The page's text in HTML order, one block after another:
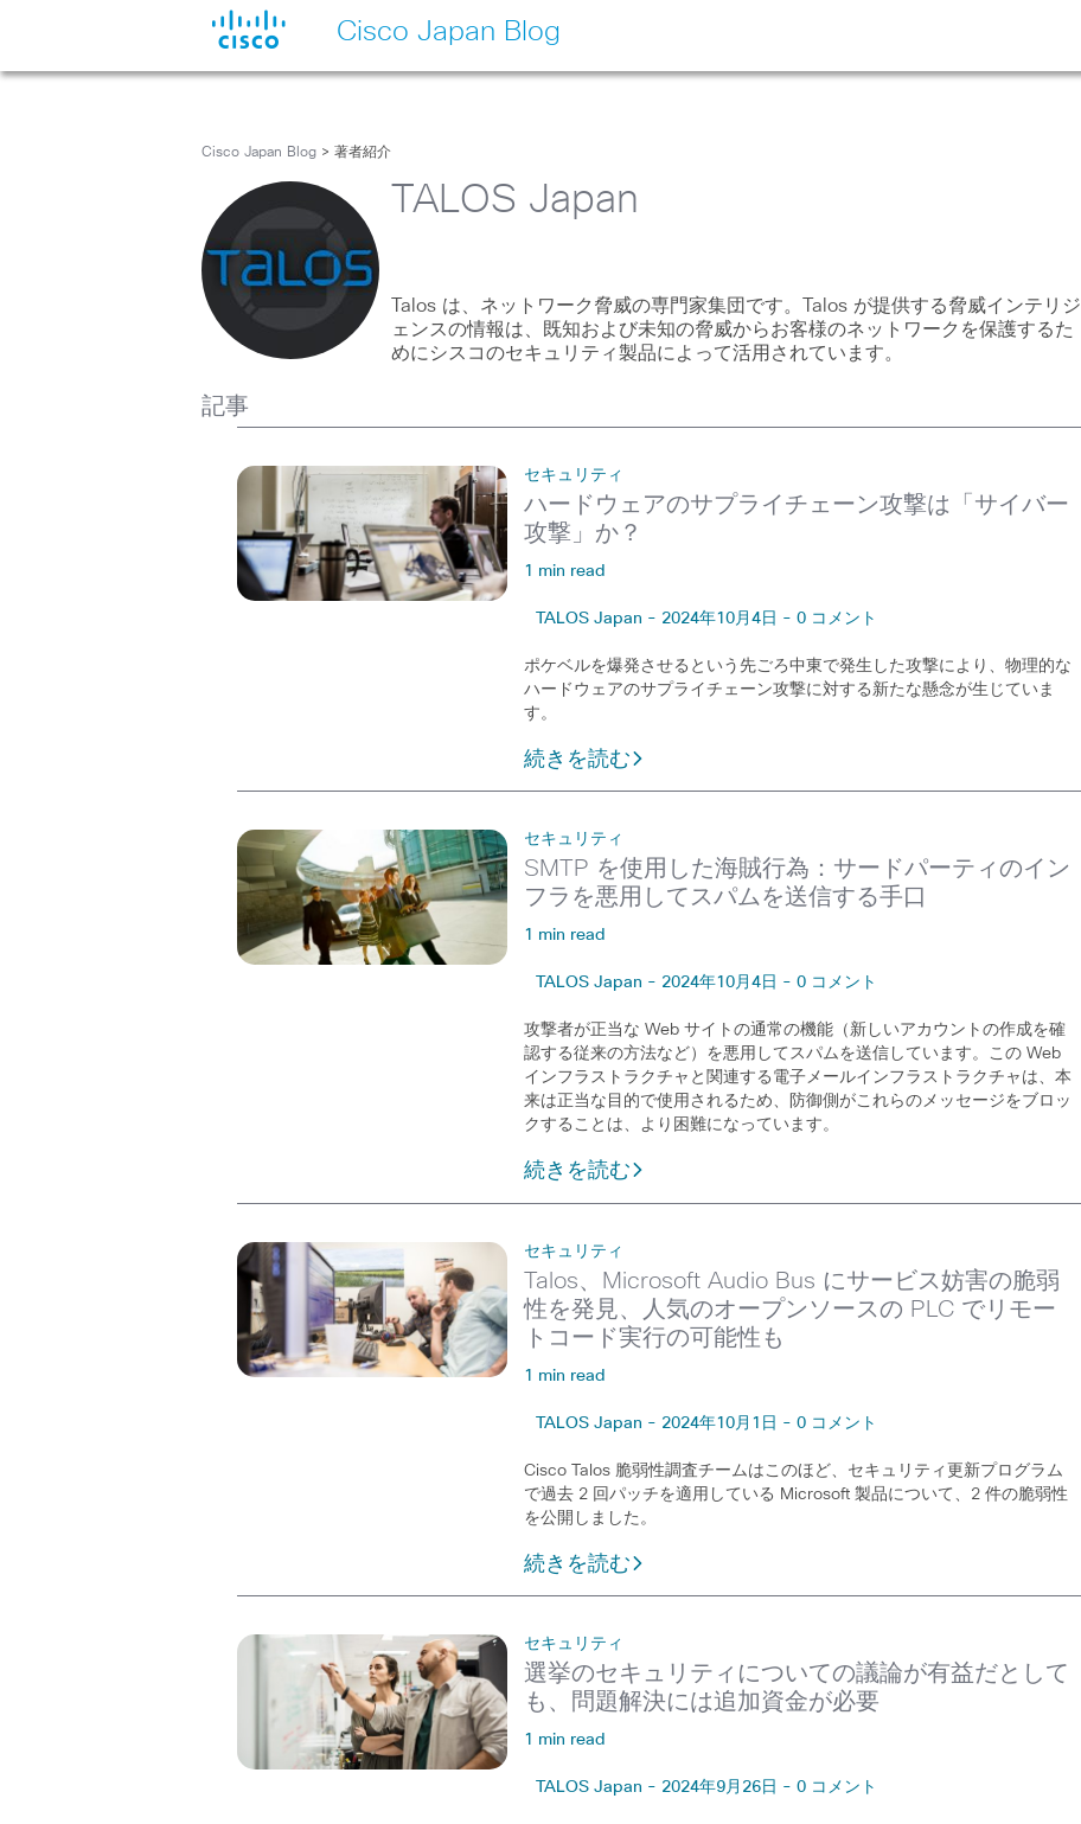
Cisco Japan Blog
Cisco Japan Blog > 著者紹介
TALOS Japan
Talos は、ネットワーク脅威の専門家集団です。Talos が提供する脅威インテリジ
ェンスの情報は、既知および未知の脅威からお客様のネットワークを保護するた
めにシスコのセキュリティ製品によって活用されています。
記事
セキュリティ
ハードウェアのサプライチェーン攻撃は「サイバー
攻撃」か？
1 min read
TALOS Japan - 2024年10月4日 - 0 コメント
ポケベルを爆発させるという先ごろ中東で発生した攻撃により、物理的な
ハードウェアのサプライチェーン攻撃に対する新たな懸念が生じていま
す。
続きを読む
セキュリティ
SMTP を使用した海賊行為：サードパーティのイン
フラを悪用してスパムを送信する手口
1 min read
TALOS Japan - 2024年10月4日 - 0 コメント
攻撃者が正当な Web サイトの通常の機能（新しいアカウントの作成を確
認する従来の方法など）を悪用してスパムを送信しています。この Web
インフラストラクチャと関連する電子メールインフラストラクチャは、本
来は正当な目的で使用されるため、防御側がこれらのメッセージをブロッ
クすることは、より困難になっています。
続きを読む
セキュリティ
Talos、Microsoft Audio Bus にサービス妨害の脆弱
性を発見、人気のオープンソースの PLC でリモー
トコード実行の可能性も
1 min read
TALOS Japan - 2024年10月1日 - 0 コメント
Cisco Talos 脆弱性調査チームはこのほど、セキュリティ更新プログラム
で過去 2 回パッチを適用している Microsoft 製品について、2 件の脆弱性
を公開しました。
続きを読む
セキュリティ
選挙のセキュリティについての議論が有益だとして
も、問題解決には追加資金が必要
1 min read
TALOS Japan - 2024年9月26日 - 0 コメント